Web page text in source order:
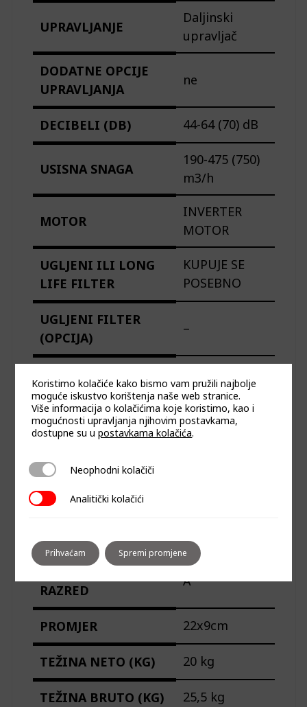
UPRAVLJANJE
Daljinski
upravljač
DODATNE OPCIJE
UPRAVLJANJA
ne
DECIBELI (DB) 44-64 (70) dB
USISNA SNAGA
190-475 (750)
m3/h
MOTOR
INVERTER
MOTOR
UGLJENI ILI LONG
LIFE FILTER
KUPUJE SE
POSEBNO
UGLJENI FILTER
(OPCIJA)
–
(OPCIJA)
–
INSTALACIJA
–
INSTALACIJA LONG
LIFE FILTERA
RAZRED
A
PROMJER 22x9cm
TEŽINA NETO (KG) 20 kg
TEŽINA BRUTO (KG) 25,5 kg
Koristimo kolačiće kako bismo vam pružili najbolje
moguće iskustvo korištenja naše web stranice.
Više informacija o kolačićima koje koristimo, kao i
mogućnosti upravljanja njihovim postavkama,
dostupne su upostavkama kolačića.
Neophodni kolačiči
Neophodni kolačiči
Analitički kolačići
Analitički kolačići
Prihvaćam Spremi promjene